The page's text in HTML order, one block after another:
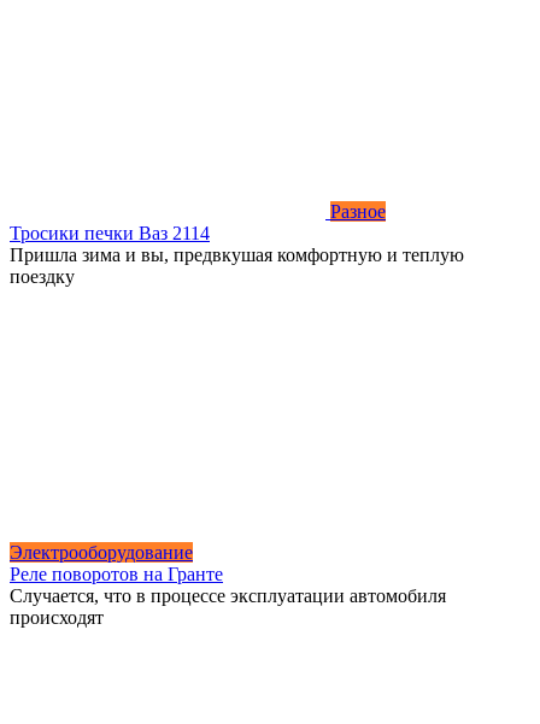
Разное
Тросики печки Ваз 2114
Пришла зима и вы, предвкушая комфортную и теплую
поездку
Электрооборудование
Реле поворотов на Гранте
Случается, что в процессе эксплуатации автомобиля
происходят